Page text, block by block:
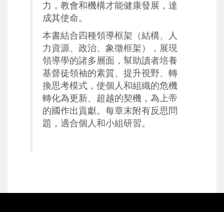
力， 教會和機構才能健康發展，達
成其使命。
本書結合四種領導框架（結構、人
力資源、政治、象徵框架）， 展現
領導學的諸多層面，幫助讀者培養
基督徒領袖的素質、 提升視野、轉
換思考模式，使個人和組織的危機
轉化為更新、 超越的契機，為上帝
的國作出貢獻。每章末附有反思問
題， 適合個人和小組研習。